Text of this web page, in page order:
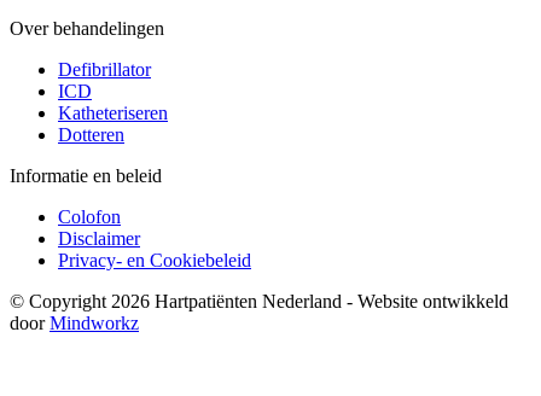
Over behandelingen
Defibrillator
ICD
Katheteriseren
Dotteren
Informatie en beleid
Colofon
Disclaimer
Privacy- en Cookiebeleid
© Copyright 2026 Hartpatiënten Nederland - Website ontwikkeld
doorMindworkz